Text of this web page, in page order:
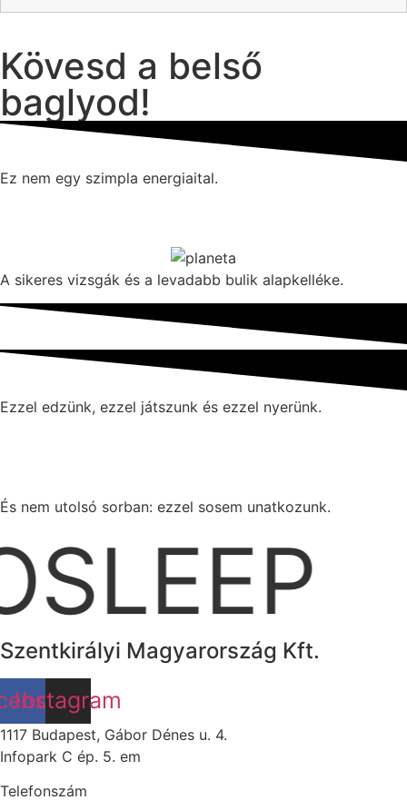
Kövesd a belső
baglyod!
Ez nem egy szimpla energiaital.
A sikeres vizsgák és a levadabb bulik alapkelléke.
Ezzel edzünk, ezzel játszunk és ezzel nyerünk.
És nem utolsó sorban: ezzel sosem unatkozunk.
Szentkirályi Magyarország Kft.
Instagram
1117 Budapest, Gábor Dénes u. 4.
Infopark C ép. 5. em
Telefonszám